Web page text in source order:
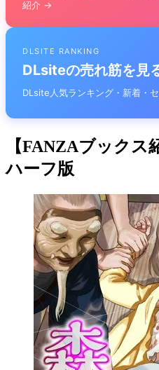
紹介 →
DLSITE RANKING
DLsiteの売れ筋を見
DLsite人気ランキング・新着・
【FANZAブック
ハーフ版